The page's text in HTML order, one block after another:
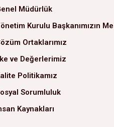
Müdürlük
Kurulu Başkanımızın
Ortaklarımız
ve Değerlerimiz
Politikamız
Sorumluluk
Kaynakları